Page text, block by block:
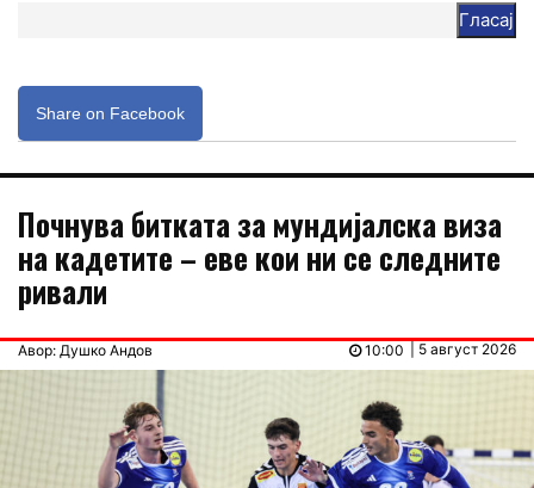
Гласај
Share on Facebook
Почнува битката за мундијалска виза
на кадетите – еве кои ни се следните
ривали
Авор: Душко Андов | 5 август 2026
10:00